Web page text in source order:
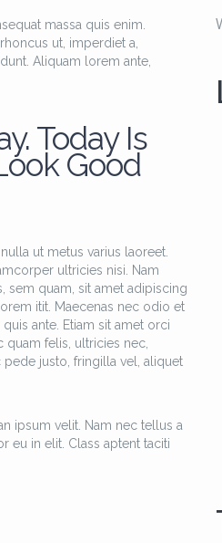
massa quis enim.
ut, imperdiet a,
Aliquam lorem ante,
Today Is
Good
ut metus varius laoreet.
ultricies nisi. Nam
sem quam, sit amet adipiscing
itit. Maecenas nec odio et
ante. Etiam sit amet orci
felis, ultricies nec,
justo, fringilla vel, aliquet
ipsum velit. Nam nec tellus a
eu in elit. Class aptent taciti